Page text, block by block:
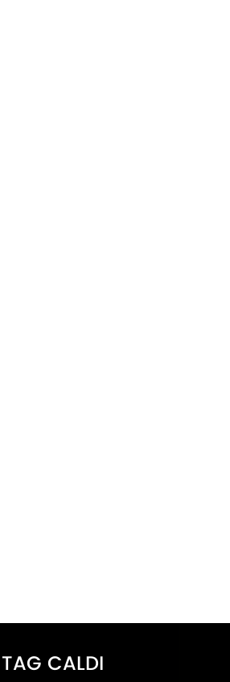
TAG CALDI